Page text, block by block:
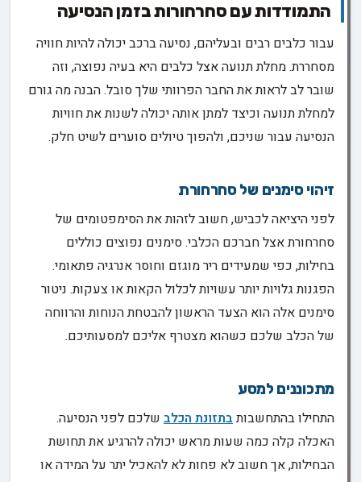
התמודדות עם סחרחורות בזמן הנסיעה
עבור כלבים רבים ובעליהם, נסיעה ברכב יכולה להיות חוויה
מסחררת. מחלת תנועה אצל כלבים היא בעיה נפוצה, וזה
שובר לב לראות את החבר הפרוותי שלך סובל. הבנה מה גורם
למחלת תנועה וכיצד למתן אותה יכולה לשנות את חוויות
הנסיעה עבור שניכם, ולהפוך טיולים סוערים לשיט חלק.
זיהוי סימנים של סחרחורת
לפני היציאה לכביש, חשוב לזהות את הסימפטומים של
סחרחורת אצל חברכם הכלבי. סימנים נפוצים כוללים
בחילות, כפי שמעידים ריר מוגזם וחוסר אנרגיה פתאומי.
הפגנות גלויות יותר עשויות לכלול הקאות או צעקות. ניטור
סימנים אלה הוא הצעד הראשון להבטחת הנוחות והרווחה
של הכלב שלכם כשהוא מצטרף אליכם למסעותיכם.
מתכוננים למסע
התחילו בהתחשבותבתזונת הכלב שלכם לפני הנסיעה.
האכלה קלה כמה שעות מראש יכולה להרגיע את תחושת
הבחילות, אך חשוב לא פחות לא להאכיל יתר על המידה או